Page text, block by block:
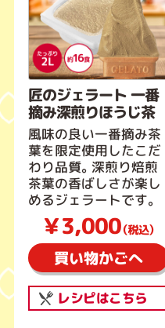
匠のジェラート 一番
摘み深煎りほうじ茶
風味の良い一番摘み茶
葉を限定使用したこだ
わり品質。深煎り焙煎
茶葉の香ばしさが楽し
めるジェラートです。
￥3,000（税込）
買い物かごへ
レシピはこちら